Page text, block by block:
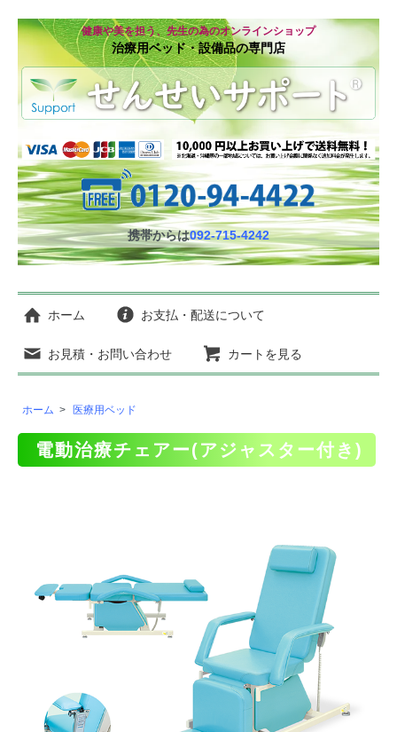
健康や美を担う、先生の為のオンラインショップ
治療用ベッド・設備品の専門店
携帯からは092-715-4242
ホーム お支払・配送について
お見積・お問い合わせ カートを見る
ホーム > 医療用ベッド
電動治療チェアー(アジャスター付き)